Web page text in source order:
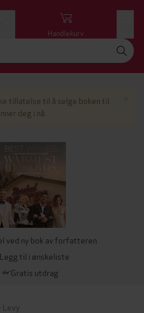
Handlekurv
tillatelse til å selge boken til
deg i nå.
ved ny bok av forfatteren
Legg til i ønskeliste
Gratis utdrag
Levy